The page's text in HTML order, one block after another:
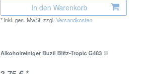
In den Warenkorb
*inkl. ges. MwSt. zzgl.Versandkosten
Alkoholreiniger Buzil Blitz-Tropic G483 1l